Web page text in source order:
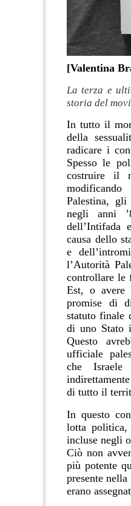
[Valentina
La terza e
storia del
In tutto il
della
radicare i
Spesso le
costruire il
Palestina,
negli anni
dell’Intifada
causa dello
e
l’Autorità
controllare le
Est, o avere
promise di
statuto finale
di uno Stato
Questo
ufficiale
che
di tutto il
In questo
lotta politica,
incluse negli
Ciò non
più potente
presente
erano